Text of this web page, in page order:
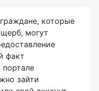
которые
могут
факт
портале
зайти